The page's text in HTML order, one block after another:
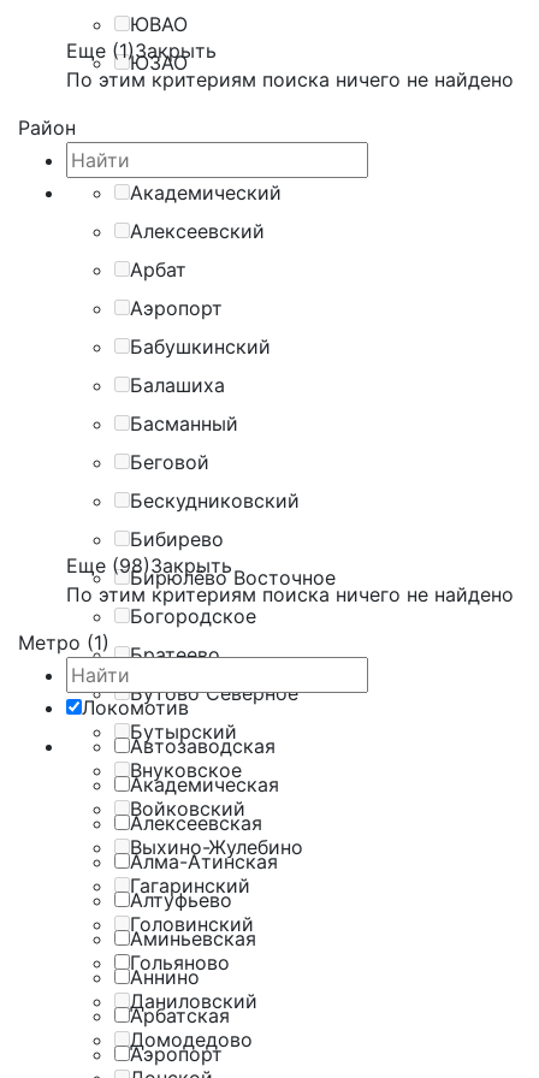
ЮВАО
ЮЗАО
Еще (1)Закрыть
По этим критериям поиска ничего не найдено
Район
Академический
Алексеевский
Арбат
Аэропорт
Бабушкинский
Балашиха
Басманный
Беговой
Бескудниковский
Бибирево
Бирюлёво Восточное
Богородское
Братеево
Бутово Северное
Бутырский
Внуковское
Войковский
Выхино-Жулебино
Гагаринский
Головинский
Гольяново
Даниловский
Домодедово
Еще (98)Закрыть
По этим критериям поиска ничего не найдено
Метро (1)
Локомотив
Автозаводская
Академическая
Алексеевская
Алма-Атинская
Алтуфьево
Аминьевская
Аннино
Арбатская
Аэропорт